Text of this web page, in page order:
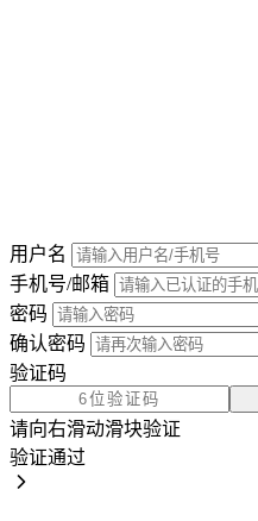
用户名
手机号/邮箱
密码
确认密码
验证码
请向右滑动滑块验证
验证通过